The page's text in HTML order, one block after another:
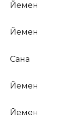
Йемен
Йемен
Сана
Йемен
Йемен